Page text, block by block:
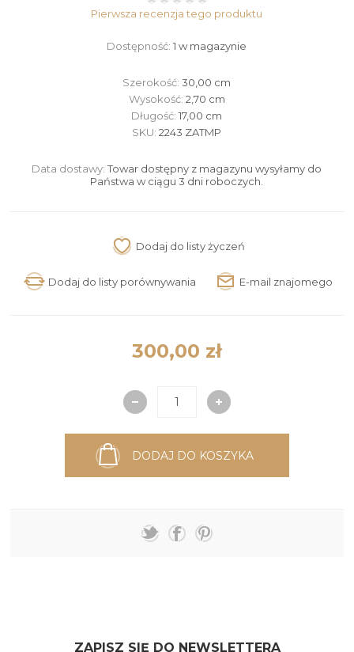
Pierwsza recenzja tego produktu
Dostępność: 1 w magazynie
Szerokość:30,00 cm
Wysokość: 2,70 cm
Długość:17,00 cm
SKU: 2243 ZATMP
Data dostawy: Towar dostępny z magazynu wysyłamy do
Państwa w ciągu 3 dni roboczych.
300,00 zł
DODAJ DO KOSZYKA
ZAPISZ SIĘ DO NEWSLETTERA